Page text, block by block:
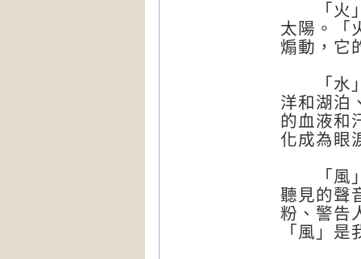
「火」
太陽。「
煽動，它
「水」
洋和湖泊
的血液和
化成為眼
「風」
聽見的聲
粉、警告
「風」